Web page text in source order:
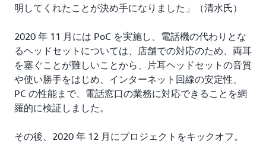
明してくれたことが決め手になりました」（清水氏）
2020 年 11 月には PoC を実施し、電話機の代わりとな
るヘッドセットについては、店舗での対応のため、両耳
を塞ぐことが難しいことから、片耳ヘッドセットの音質
や使い勝手をはじめ、インターネット回線の安定性、
PC の性能まで、電話窓口の業務に対応できることを網
羅的に検証しました。
その後、2020 年 12 月にプロジェクトをキックオフ。